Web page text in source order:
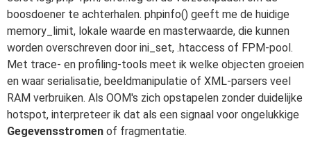
boosdoener te achterhalen. phpinfo() geeft me de huidige
memory_limit, lokale waarde en masterwaarde, die kunnen
worden overschreven door ini_set, .htaccess of FPM-pool.
Met trace- en profiling-tools meet ik welke objecten groeien
en waar serialisatie, beeldmanipulatie of XML-parsers veel
RAM verbruiken. Als OOM's zich opstapelen zonder duidelijke
hotspot, interpreteer ik dat als een signaal voor ongelukkige
Gegevensstromen of fragmentatie.